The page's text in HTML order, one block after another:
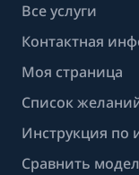
Все услуги
Контактная
Моя страница
Список
Инструкция по
Сравнить